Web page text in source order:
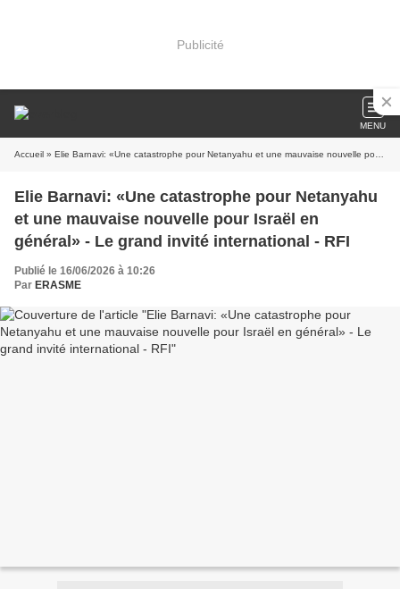
Publicité
MENU
Accueil » Elie Barnavi: «Une catastrophe pour Netanyahu et une mauvaise nouvelle pour Israël en général» - Le grand invité international - RFI
Elie Barnavi: «Une catastrophe pour Netanyahu
et une mauvaise nouvelle pour Israël en
général» - Le grand invité international - RFI
Publié le 16/06/2026 à 10:26
Par ERASME